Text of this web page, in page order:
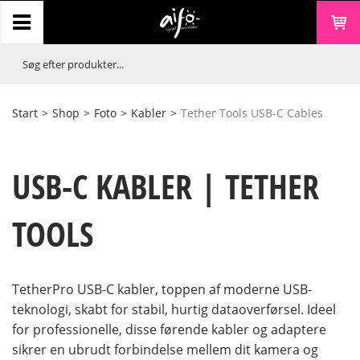
Start > Shop > Foto > Kabler > Tether Tools USB-C Cables
USB-C KABLER | TETHER
TOOLS
TetherPro USB-C kabler, toppen af moderne USB-
teknologi, skabt for stabil, hurtig dataoverførsel. Ideel
for professionelle, disse førende kabler og adaptere
sikrer en ubrudt forbindelse mellem dit kamera og